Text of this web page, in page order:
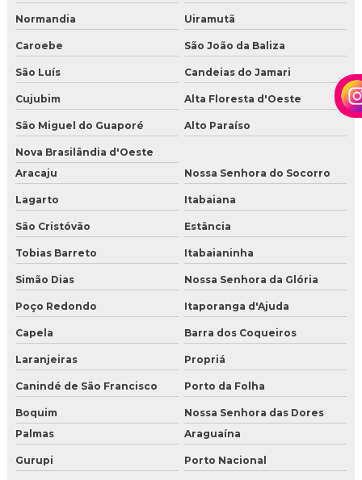
Normandia Uiramutã
Caroebe São João da Baliza
São Luís Candeias do Jamari
Cujubim Alta Floresta d'Oeste
São Miguel do Guaporé Alto Paraíso
Nova Brasilândia d'Oeste
Aracaju
Nossa Senhora do Socorro
Lagarto Itabaiana
São Cristóvão Estância
Tobias Barreto Itabaianinha
Simão Dias Nossa Senhora da Glória
Poço Redondo Itaporanga d'Ajuda
Capela Barra dos Coqueiros
Laranjeiras Propriá
Canindé de São Francisco Porto da Folha
Boquim
Nossa Senhora das Dores
Palmas
Araguaína
Gurupi Porto Nacional